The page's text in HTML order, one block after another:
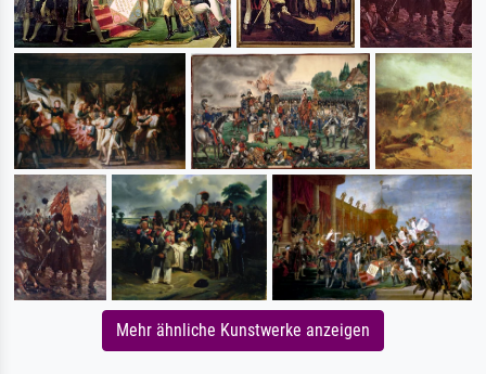
Mehr ähnliche Kunstwerke anzeigen